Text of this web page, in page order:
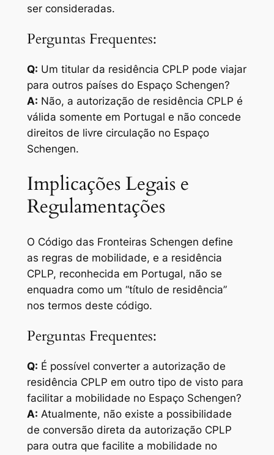
ser consideradas.
Perguntas Frequentes:
Q: Um titular da residência CPLP pode viajar
para outros países do Espaço Schengen?
A: Não, a autorização de residência CPLP é
válida somente em Portugal e não concede
direitos de livre circulação no Espaço
Schengen.
Implicações Legais e
Regulamentações
O Código das Fronteiras Schengen define
as regras de mobilidade, e a residência
CPLP, reconhecida em Portugal, não se
enquadra como um “título de residência”
nos termos deste código.
Perguntas Frequentes:
Q: É possível converter a autorização de
residência CPLP em outro tipo de visto para
facilitar a mobilidade no Espaço Schengen?
A: Atualmente, não existe a possibilidade
de conversão direta da autorização CPLP
para outra que facilite a mobilidade no